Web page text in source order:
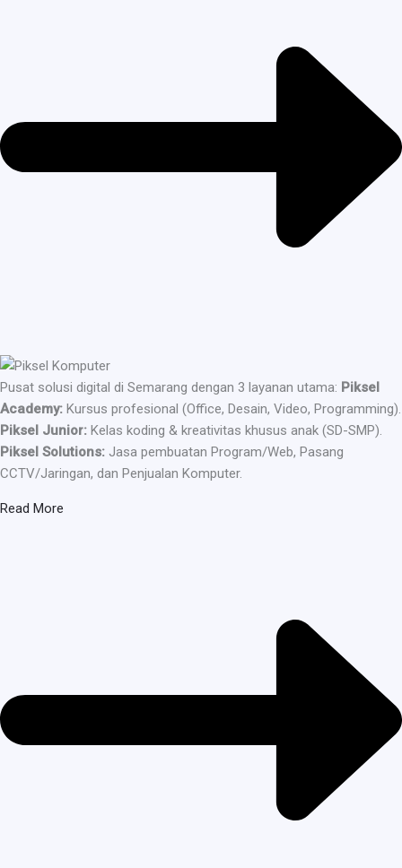
Pusat solusi digital di Semarang dengan 3 layanan utama: Piksel
Academy: Kursus profesional (Office, Desain, Video, Programming).
Piksel Junior: Kelas koding & kreativitas khusus anak (SD-SMP).
Piksel Solutions: Jasa pembuatan Program/Web, Pasang
CCTV/Jaringan, dan Penjualan Komputer.
Read More